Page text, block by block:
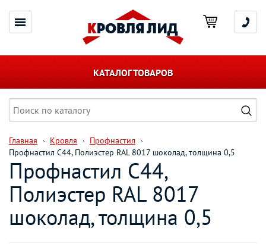
КАТАЛОГ ТОВАРОВ
Главная Кровля
Профнастил
Профнастил С44, Полиэстер RAL 8017 шоколад, толщина 0,5
Профнастил С44,
Полиэстер RAL 8017
шоколад, толщина 0,5